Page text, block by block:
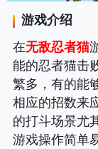
游戏介绍
在无敌忍者猫
能的忍者猫击
繁多，有的能
相应的招数来
的打斗场景尤
游戏操作简单